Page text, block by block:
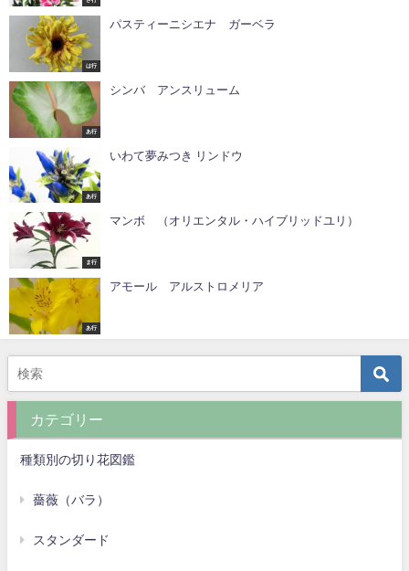
は行
パスティーニシエナ ガーベラ
あ行
シンバ アンスリューム
あ行
いわて夢みつき リンドウ
ま行
マンボ （オリエンタル・ハイブリッドユリ）
あ行
アモール アルストロメリア
カテゴリー
種類別の切り花図鑑
薔薇（バラ）
スタンダード